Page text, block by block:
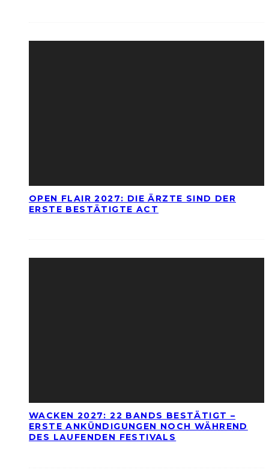
OPEN FLAIR 2027: DIE ÄRZTE SIND DER
ERSTE BESTÄTIGTE ACT
WACKEN 2027: 22 BANDS BESTÄTIGT –
ERSTE ANKÜNDIGUNGEN NOCH WÄHREND
DES LAUFENDEN FESTIVALS